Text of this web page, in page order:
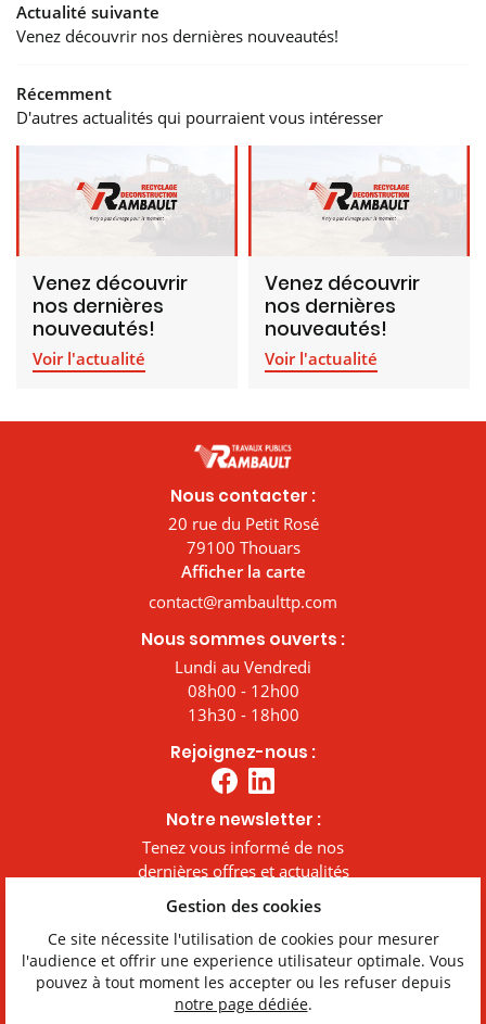
Actualité suivante
Venez découvrir nos dernières nouveautés!
Récemment
D'autres actualités qui pourraient vous intéresser
Venez découvrir
nos dernières
nouveautés!
Voir l'actualité
Venez découvrir
nos dernières
nouveautés!
Voir l'actualité
Nous contacter :
20 rue du Petit Rosé
79100 Thouars
Afficher la carte
Nous sommes ouverts :
Lundi au Vendredi
08h00 - 12h00
13h30 - 18h00
Rejoignez-nous :
Notre newsletter :
Tenez vous informé de nos
dernières offres et actualités
Mentions Légales
Conditions générales d'utilisation
Gestion des cookies
Ce site nécessite l'utilisation de cookies pour mesurer
l'audience et offrir une experience utilisateur optimale. Vous
pouvez à tout moment les accepter ou les refuser depuis
notre page dédiée.